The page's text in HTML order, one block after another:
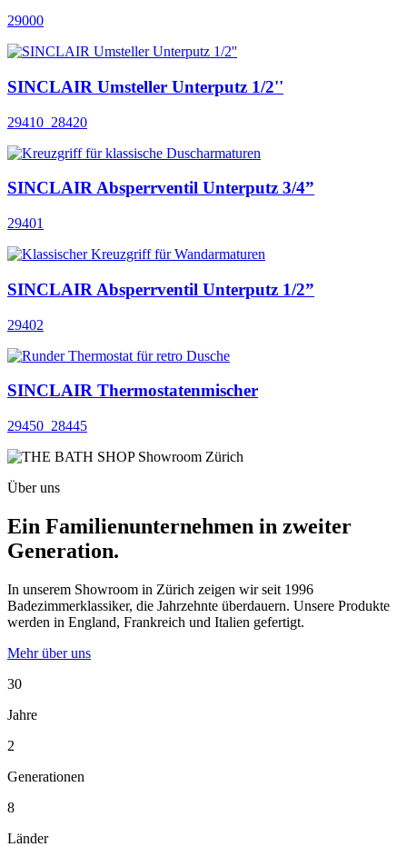
29000
SINCLAIR Umsteller Unterputz 1/2''
29410_28420
SINCLAIR Absperrventil Unterputz 3/4”
29401
SINCLAIR Absperrventil Unterputz 1/2”
29402
SINCLAIR Thermostatenmischer
29450_28445
Über uns
Ein Familienunternehmen in zweiter
Generation.
In unserem Showroom in Zürich zeigen wir seit 1996
Badezimmerklassiker, die Jahrzehnte überdauern. Unsere Produkte
werden in England, Frankreich und Italien gefertigt.
Mehr über uns
30
Jahre
2
Generationen
8
Länder